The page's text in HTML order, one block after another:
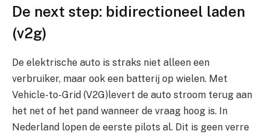
De next step: bidirectioneel laden
(v2g)
De elektrische auto is straks niet alleen een
verbruiker, maar ook een batterij op wielen. Met
Vehicle-to-Grid (V2G)levert de auto stroom terug aan
het net of het pand wanneer de vraag hoog is. In
Nederland lopen de eerste pilots al. Dit is geen verre